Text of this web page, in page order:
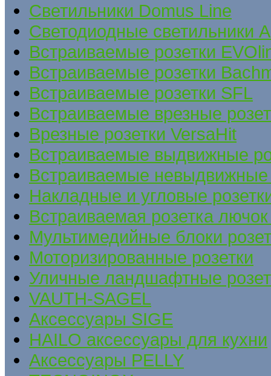
Cветильники Domus Line
Светодиодные светильники
Встраиваемые розетки
Встраиваемые розетки
Встраиваемые розетки SFL
Встраиваемые врезные
Врезные розетки VersaHit
Встраиваемые выдвижные
Встраиваемые невыдвижные
Накладные и угловые
Встраиваемая розетка
Мультимедийные блоки
Моторизированные розетки
Уличные ландшафтные
VAUTH-SAGEL
Аксессуары SIGE
HAILO аксессуары для кухни
Аксессуары PELLY